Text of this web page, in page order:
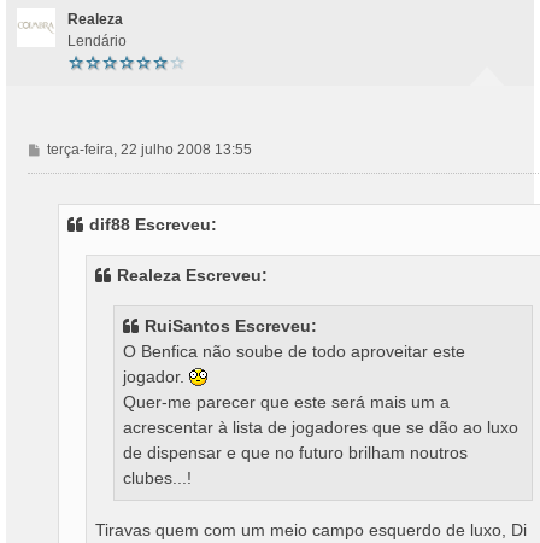
Realeza
Lendário
M
e
terça-feira, 22 julho 2008 13:55
dif88 Escreveu:
Realeza Escreveu:
RuiSantos Escreveu:
O Benfica não soube de todo aproveitar este
jogador.
Quer-me parecer que este será mais um a
acrescentar à lista de jogadores que se dão ao luxo
de dispensar e que no futuro brilham noutros
clubes...!
Tiravas quem com um meio campo esquerdo de luxo, Di